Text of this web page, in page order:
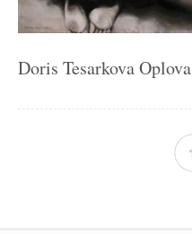
Doris Tesarkova Oplova